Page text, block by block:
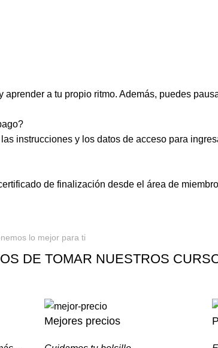
a tu propio ritmo. Además, puedes
instrucciones y los datos de acceso para
de finalización desde el área de
lo mejor para ti
DE TOMAR NUESTROS
Mejores precios